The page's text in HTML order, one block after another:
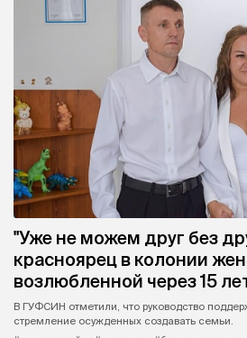
"Уже не можем друг без
красноярец в колонии
возлюбленной через 15
В ГУФСИН отметили, что руководство
стремление осужденных создавать семьи.